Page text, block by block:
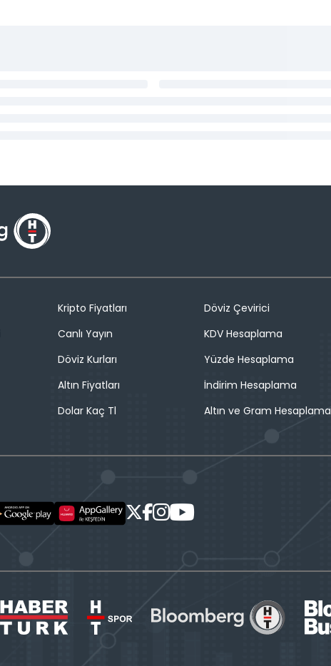
Kripto Fiyatları
Canlı Yayın
Döviz Kurları
Altın Fiyatları
Dolar Kaç Tl
Döviz Çevirici
KDV Hesaplama
Yüzde Hesaplama
İndirim Hesaplama
Altın ve Gram Hesaplama